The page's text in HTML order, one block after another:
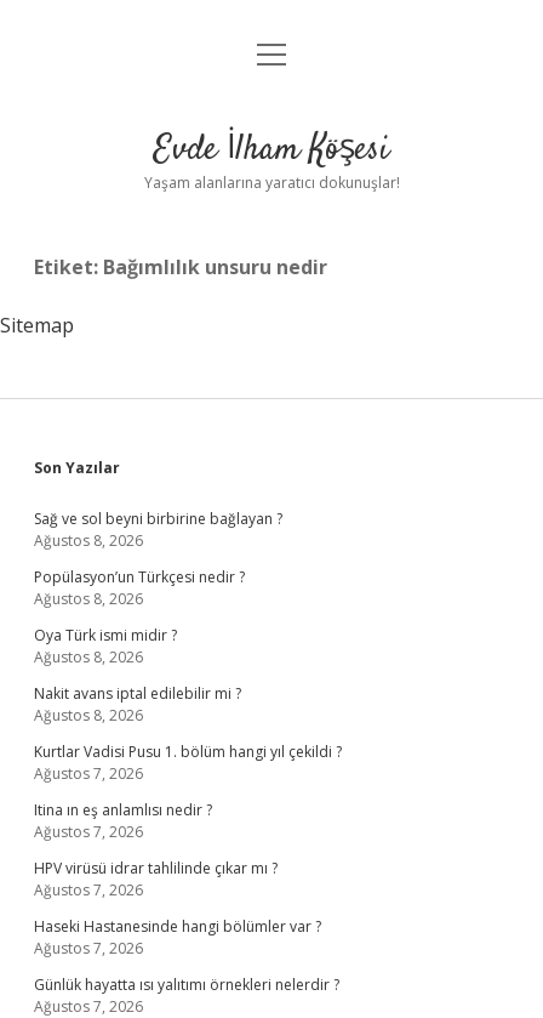
Anasayfa
Yasal Uyarı
menüyü
Evde İlham Köşesi
Yaşam alanlarına yaratıcı dokunuşlar!
Etiket: Bağımlılık unsuru nedir
Sitemap
Sidebar
Son Yazılar
Sağ ve sol beyni birbirine bağlayan ?
Ağustos 8, 2026
Popülasyon’un Türkçesi nedir ?
Ağustos 8, 2026
Oya Türk ismi midir ?
Ağustos 8, 2026
Nakit avans iptal edilebilir mi ?
Ağustos 8, 2026
Kurtlar Vadisi Pusu 1. bölüm hangi yıl çekildi ?
Ağustos 7, 2026
Itina ın eş anlamlısı nedir ?
Ağustos 7, 2026
HPV virüsü idrar tahlilinde çıkar mı ?
Ağustos 7, 2026
Haseki Hastanesinde hangi bölümler var ?
Ağustos 7, 2026
Günlük hayatta ısı yalıtımı örnekleri nelerdir ?
Ağustos 7, 2026